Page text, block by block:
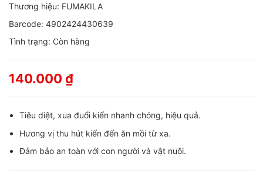
Thương hiệu: FUMAKILA
Barcode: 4902424430639
Tình trạng: Còn hàng
140.000 ₫
Tiêu diệt, xua đuổi kiến nhanh chóng, hiệu quả.
Hương vị thu hút kiến đến ăn mồi từ xa.
Đảm bảo an toàn với con người và vật nuôi.